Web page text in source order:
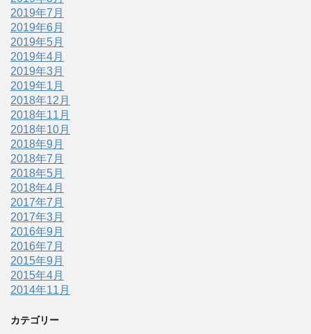
2019年7月
2019年6月
2019年5月
2019年4月
2019年3月
2019年1月
2018年12月
2018年11月
2018年10月
2018年9月
2018年7月
2018年5月
2018年4月
2017年7月
2017年3月
2016年9月
2016年7月
2015年9月
2015年4月
2014年11月
カテゴリー